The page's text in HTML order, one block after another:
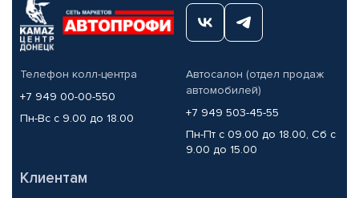
Телефон колл-центра
+7 949 00-00-550
Пн-Вс с 9.00 до 18.00
Автосалон (отдел продаж
автомобилей)
+7 949 503-45-55
Пн-Пт с 09.00 до 18.00, Сб с
9.00 до 15.00
Клиентам